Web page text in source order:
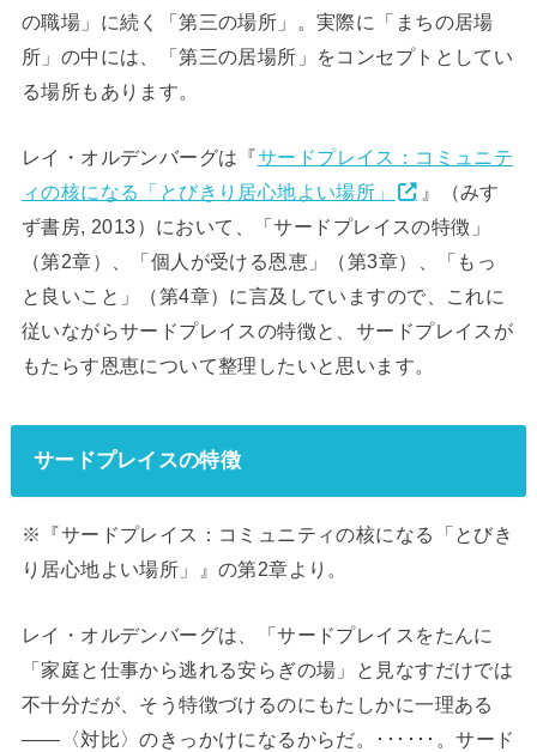
の職場」に続く「第三の場所」。実際に「まちの居場
所」の中には、「第三の居場所」をコンセプトとしてい
る場所もあります。
レイ・オルデンバーグは『サードプレイス：コミュニテ
ィの核になる「とびきり居心地よい場所」
』（みす
ず書房, 2013）において、「サードプレイスの特徴」
（第2章）、「個人が受ける恩恵」（第3章）、「もっ
と良いこと」（第4章）に言及していますので、これに
従いながらサードプレイスの特徴と、サードプレイスが
もたらす恩恵について整理したいと思います。
サードプレイスの特徴
※『サードプレイス：コミュニティの核になる「とびき
り居心地よい場所」』の第2章より。
レイ・オルデンバーグは、「サードプレイスをたんに
「家庭と仕事から逃れる安らぎの場」と見なすだけでは
不十分だが、そう特徴づけるのにもたしかに一理ある
——〈対比〉のきっかけになるからだ。･･････。サード